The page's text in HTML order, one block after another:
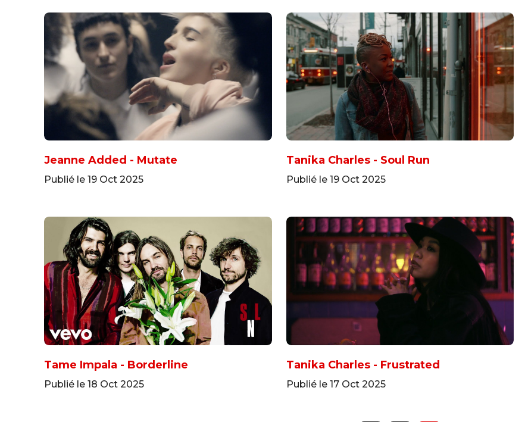
Jeanne Added - Mutate
Publié le 19 Oct 2025
Tanika Charles - Soul Run
Publié le 19 Oct 2025
Tame Impala - Borderline
Publié le 18 Oct 2025
Tanika Charles - Frustrated
Publié le 17 Oct 2025